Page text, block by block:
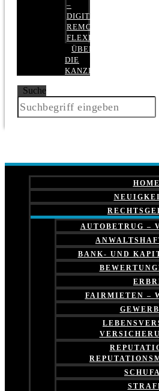
–
DIGITAL,
REMOTE,
FLEXIBEL
ÜBER
DIE
KANZLEI
Suche
HOME
AUTOBETRUG –
BANK- UND
FAIRMIETEN –